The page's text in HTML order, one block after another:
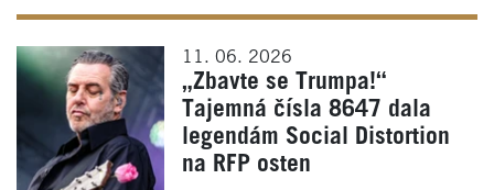
11. 06. 2026
„Zbavte se Trumpa!“
Tajemná čísla 8647 dala
legendám Social Distortion
na RFP osten